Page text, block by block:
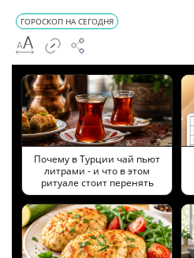
ГОРОСКОП НА СЕГОДНЯ
Почему в Турции чай пьют
литрами - и что в этом
ритуале стоит перенять